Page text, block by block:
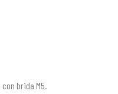
brida M5.